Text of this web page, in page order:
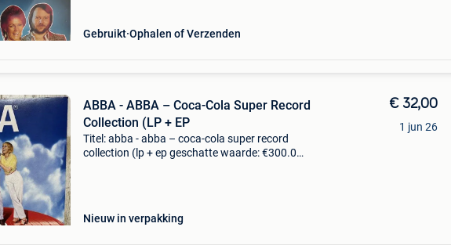
Gebruikt Ophalen of Verzenden
ABBA - ABBA – Coca-Cola Super Record
Collection (LP + EP
Titel: abba - abba – coca-cola super record
collection (lp + ep geschatte waarde: €300.0
Nieuw in verpakking
€ 32,00
1 jun 26